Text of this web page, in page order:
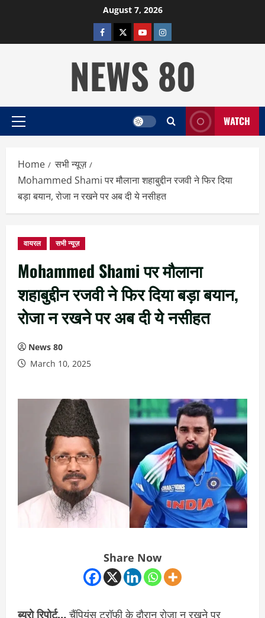
August 7, 2026
facebooktwitterYOUTUBE
instagram
NEWS 80
Primary
WATCH
Home
सभी न्यूज़
Mohammed Shami पर मौलाना शहाबुद्दीन रजवी ने फिर दिया
बड़ा बयान, रोजा न रखने पर अब दी ये नसीहत
वायरल सभी न्यूज़
Mohammed Shami पर मौलाना
शहाबुद्दीन रजवी ने फिर दिया बड़ा बयान,
रोजा न रखने पर अब दी ये नसीहत
News 80
March 10, 2025
Share Now
ब्यूरो रिपोर्ट…चैंपियंस ट्रॉफी के दौरान रोजा न रखने पर